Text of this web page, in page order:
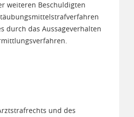
weiteren Beschuldigten
durch das Aussageverhalten
und des